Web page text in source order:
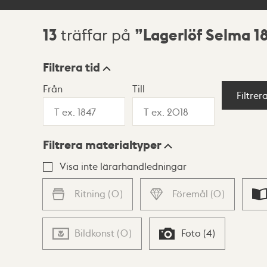
Sökresultat
13 träffar på Lagerlöf Selma
Visningsläge
Lista Karta
Filtrera tid
Från Till
Filtrera materialtyper
Visa inte lärarhandledningar
Ritning (0) Föremål (0)
Bildkonst (0) Foto (4)